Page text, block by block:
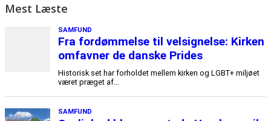
Mest Læste